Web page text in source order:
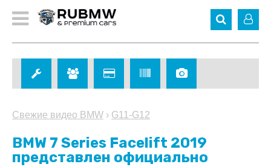
Свежие видео BMW › G11-G12
BMW 7 Series Facelift 2019
представлен официально